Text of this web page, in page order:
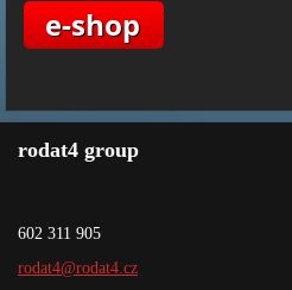
rodat4 group
602 311 905
rodat4@rodat4.cz